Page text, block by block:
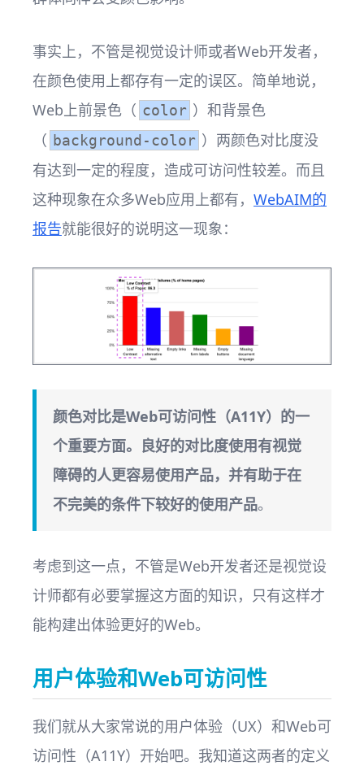
事实上，不管是视觉设计师或者Web开发者，
在颜色使用上都存有一定的误区。简单地说，
Web上前景色（ color ）和背景色
（ background-color ）两颜色对比度没
有达到一定的程度，造成可访问性较差。而且
这种现象在众多Web应用上都有， WebAIM的
报告就能很好的说明这一现象：
颜色对比是Web可访问性（A11Y）的一
个重要方面。良好的对比度使用有视觉
障碍的人更容易使用产品，并有助于在
不完美的条件下较好的使用产品。
考虑到这一点，不管是Web开发者还是视觉设
计师都有必要掌握这方面的知识，只有这样才
能构建出体验更好的Web。
用户体验和Web可访问性
我们就从大家常说的用户体验（UX）和Web可
访问性（A11Y）开始吧。我知道这两者的定义